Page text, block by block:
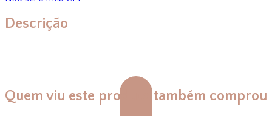
Descrição
Quem viu este produto também comprou